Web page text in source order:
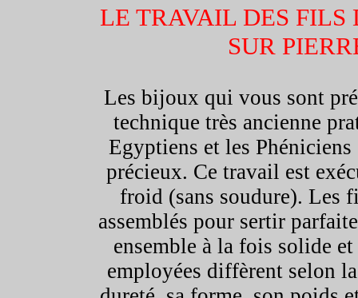
LE TRAVAIL DES
SUR
Les bijoux qui vous sont
technique très ancienne
Egyptiens et les
précieux. Ce travail est
froid (sans soudure). Les
assemblés pour sertir
ensemble à la fois solide
employées diffèrent selon